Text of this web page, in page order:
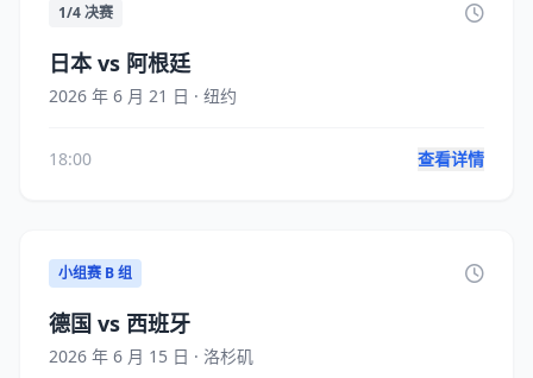
1/4 决赛
日本 vs 阿根廷
2026 年 6 月 21 日 · 纽约
18:00 查看详情
小组赛 B 组
德国 vs 西班牙
2026 年 6 月 15 日 · 洛杉矶